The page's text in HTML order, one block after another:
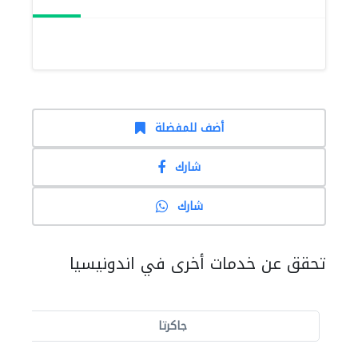
أضف للمفضلة
شارك
شارك
تحقق عن خدمات أخرى في اندونيسيا
جاكرتا